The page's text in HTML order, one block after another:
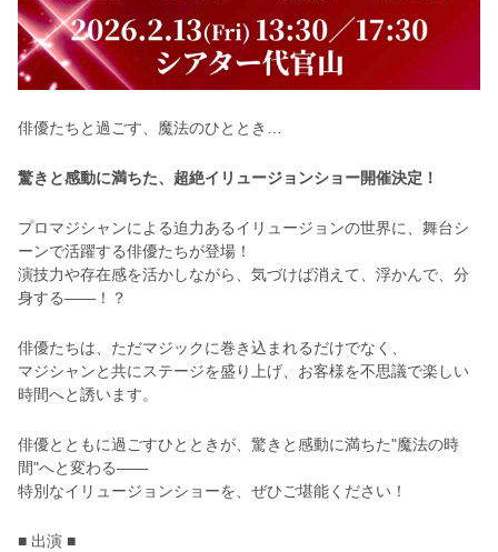
俳優たちと過ごす、魔法のひととき…
驚きと感動に満ちた、超絶イリュージョンショー開催決定！
プロマジシャンによる迫力あるイリュージョンの世界に、舞台シ
ーンで活躍する俳優たちが登場！
演技力や存在感を活かしながら、気づけば消えて、浮かんで、分
身する——！？
俳優たちは、ただマジックに巻き込まれるだけでなく、
マジシャンと共にステージを盛り上げ、お客様を不思議で楽しい
時間へと誘います。
俳優とともに過ごすひとときが、驚きと感動に満ちた"魔法の時
間"へと変わる——
特別なイリュージョンショーを、ぜひご堪能ください！
■ 出演 ■